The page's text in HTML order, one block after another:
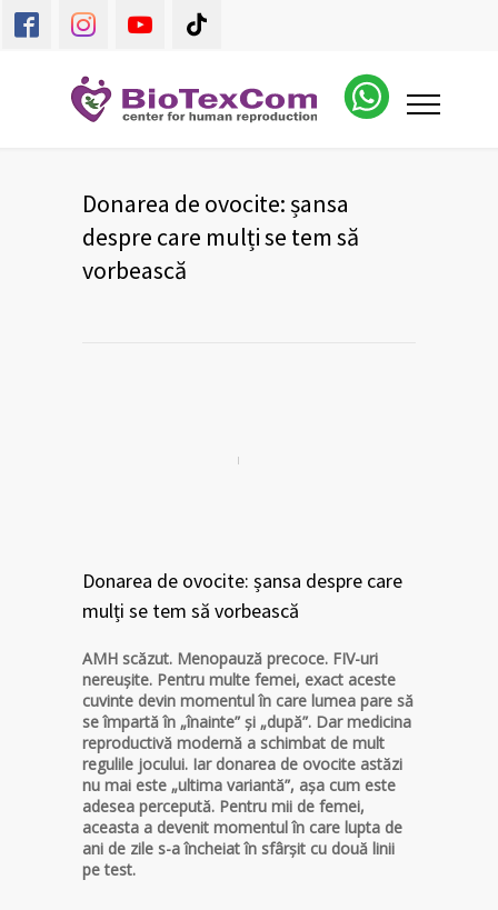
Donarea de ovocite: șansa
despre care mulți se tem să
vorbească
Donarea de ovocite: șansa despre care
mulți se tem să vorbească
AMH scăzut. Menopauză precoce. FIV-uri
nereușite. Pentru multe femei, exact aceste
cuvinte devin momentul în care lumea pare să
se împartă în „înainte” și „după”. Dar medicina
reproductivă modernă a schimbat de mult
regulile jocului. Iar donarea de ovocite astăzi
nu mai este „ultima variantă”, așa cum este
adesea percepută. Pentru mii de femei,
aceasta a devenit momentul în care lupta de
ani de zile s-a încheiat în sfârșit cu două linii
pe test.